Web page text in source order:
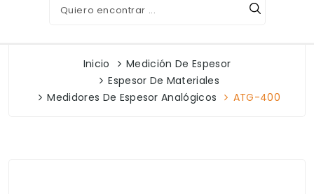
Inicio
Medición De Espesor
Espesor De Materiales
Medidores De Espesor Analógicos
ATG-400